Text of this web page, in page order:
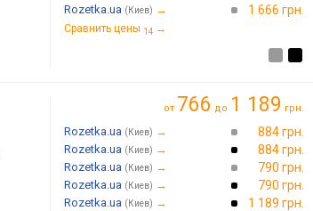
Rozetka.ua (Киев) → 1 666 грн.
Сравнить цены 14 →
от 766 до 1 189 грн.
Rozetka.ua (Киев) → 884 грн.
Rozetka.ua (Киев) → 884 грн.
Rozetka.ua (Киев) → 790 грн.
Rozetka.ua (Киев) → 790 грн.
Rozetka.ua (Киев) → 1 189 грн.